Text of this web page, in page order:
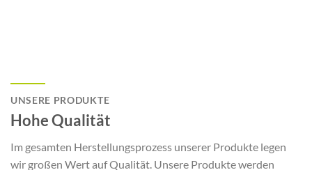
UNSERE PRODUKTE
Hohe Qualität
Im gesamten Herstellungsprozess unserer Produkte legen
wir großen Wert auf Qualität. Unsere Produkte werden